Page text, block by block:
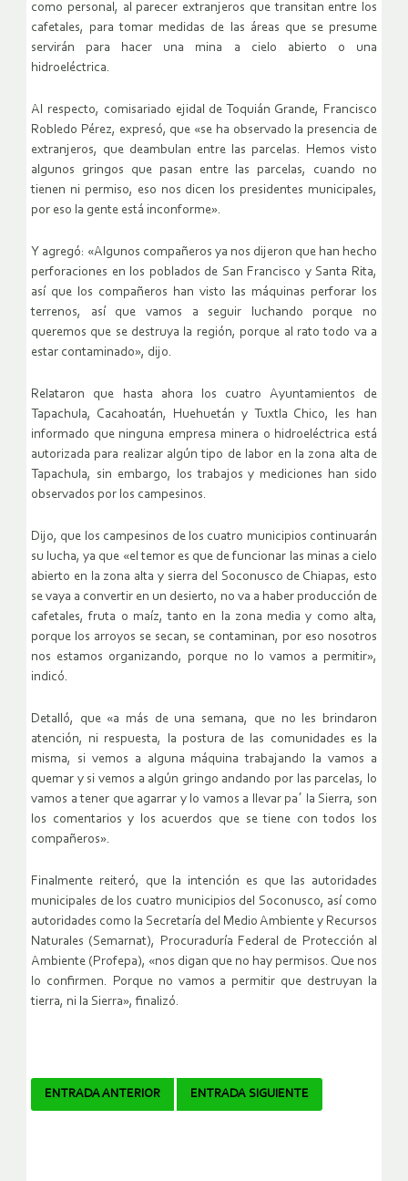
como personal, al parecer extranjeros que transitan entre los
cafetales, para tomar medidas de las áreas que se presume
servirán para hacer una mina a cielo abierto o una
hidroeléctrica.
Al respecto, comisariado ejidal de Toquián Grande, Francisco
Robledo Pérez, expresó, que «se ha observado la presencia de
extranjeros, que deambulan entre las parcelas. Hemos visto
algunos gringos que pasan entre las parcelas, cuando no
tienen ni permiso, eso nos dicen los presidentes municipales,
por eso la gente está inconforme».
Y agregó: «Algunos compañeros ya nos dijeron que han hecho
perforaciones en los poblados de San Francisco y Santa Rita,
así que los compañeros han visto las máquinas perforar los
terrenos, así que vamos a seguir luchando porque no
queremos que se destruya la región, porque al rato todo va a
estar contaminado», dijo.
Relataron que hasta ahora los cuatro Ayuntamientos de
Tapachula, Cacahoatán, Huehuetán y Tuxtla Chico, les han
informado que ninguna empresa minera o hidroeléctrica está
autorizada para realizar algún tipo de labor en la zona alta de
Tapachula, sin embargo, los trabajos y mediciones han sido
observados por los campesinos.
Dijo, que los campesinos de los cuatro municipios continuarán
su lucha, ya que «el temor es que de funcionar las minas a cielo
abierto en la zona alta y sierra del Soconusco de Chiapas, esto
se vaya a convertir en un desierto, no va a haber producción de
cafetales, fruta o maíz, tanto en la zona media y como alta,
porque los arroyos se secan, se contaminan, por eso nosotros
nos estamos organizando, porque no lo vamos a permitir»,
indicó.
Detalló, que «a más de una semana, que no les brindaron
atención, ni respuesta, la postura de las comunidades es la
misma, si vemos a alguna máquina trabajando la vamos a
quemar y si vemos a algún gringo andando por las parcelas, lo
vamos a tener que agarrar y lo vamos a llevar pa´ la Sierra, son
los comentarios y los acuerdos que se tiene con todos los
compañeros».
Finalmente reiteró, que la intención es que las autoridades
municipales de los cuatro municipios del Soconusco, así como
autoridades como la Secretaría del Medio Ambiente y Recursos
Naturales (Semarnat), Procuraduría Federal de Protección al
Ambiente (Profepa), «nos digan que no hay permisos. Que nos
lo confirmen. Porque no vamos a permitir que destruyan la
tierra, ni la Sierra», finalizó.
Navegador
ENTRADA ANTERIOR ENTRADA SIGUIENTE